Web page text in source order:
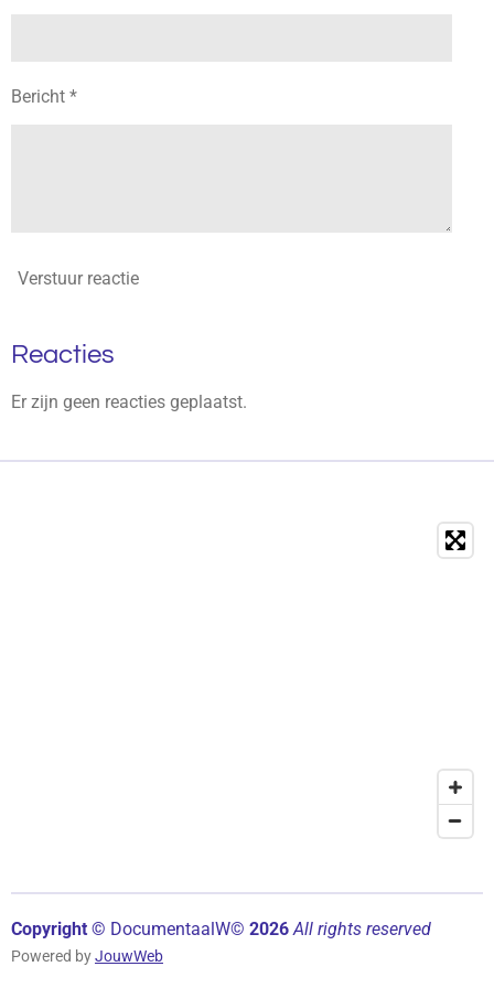
Bericht *
Verstuur reactie
Reacties
Er zijn geen reacties geplaatst.
Copyright © Documentaal W© 2026All rights reserved
Powered byJouwWeb